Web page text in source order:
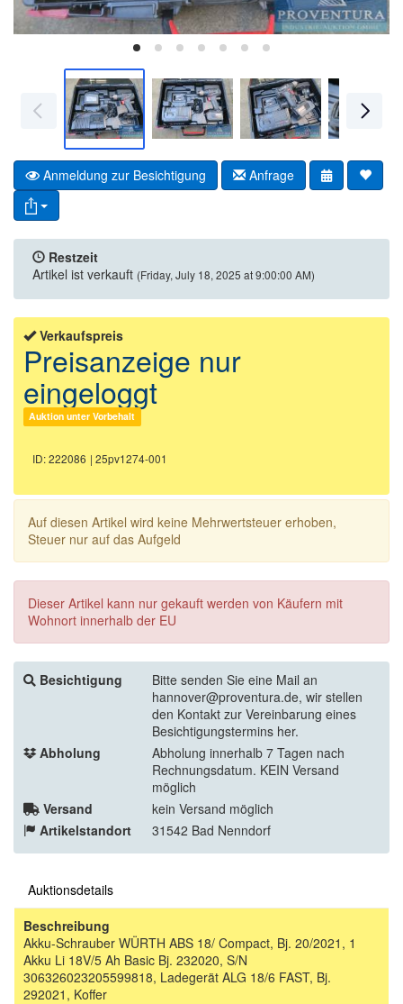
Anmeldung zur Besichtigung Anfrage
Restzeit
Artikel ist verkauft (Friday, July 18, 2025 at 9:00:00 AM)
Verkaufspreis
Preisanzeige nur
eingeloggt
Auktion unter Vorbehalt
ID: 222086 | 25pv1274-001
Auf diesen Artikel wird keine Mehrwertsteuer erhoben,
Steuer nur auf das Aufgeld
Dieser Artikel kann nur gekauft werden von Käufern mit
Wohnort innerhalb der EU
Besichtigung
Bitte senden Sie eine Mail an
hannover@proventura.de, wir stellen
den Kontakt zur Vereinbarung eines
Besichtigungstermins her.
Abholung
Abholung innerhalb 7 Tagen nach
Rechnungsdatum. KEIN Versand
möglich
Versand
kein Versand möglich
Artikelstandort
31542 Bad Nenndorf
Auktionsdetails
Beschreibung
Akku-Schrauber WÜRTH ABS 18/ Compact, Bj. 20/2021, 1
Akku Li 18V/5 Ah Basic Bj. 232020, S/N
306326023205599818, Ladegerät ALG 18/6 FAST, Bj.
292021, Koffer